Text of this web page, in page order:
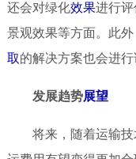
还会对绿化效果进行
景观效果等方面。此
取的解决方案也会进行
发展趋势展望
将来，随着运输